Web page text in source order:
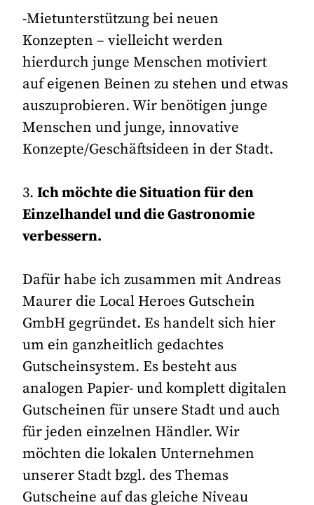
-Mietunterstützung bei neuen
Konzepten – vielleicht werden
hierdurch junge Menschen motiviert
auf eigenen Beinen zu stehen und etwas
auszuprobieren. Wir benötigen junge
Menschen und junge, innovative
Konzepte/Geschäftsideen in der Stadt.
3.Ich möchte die Situation für den
Einzelhandel und die Gastronomie
verbessern.
Dafür habe ich zusammen mit Andreas
Maurer die Local Heroes Gutschein
GmbH gegründet. Es handelt sich hier
um ein ganzheitlich gedachtes
Gutscheinsystem. Es besteht aus
analogen Papier- und komplett digitalen
Gutscheinen für unsere Stadt und auch
für jeden einzelnen Händler. Wir
möchten die lokalen Unternehmen
unserer Stadt bzgl. des Themas
Gutscheine auf das gleiche Niveau